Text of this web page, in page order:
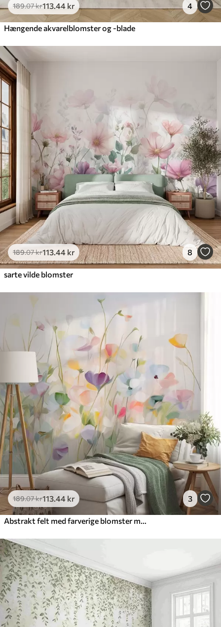
189.07kr113 .44 kr 4
Hængende akvarelblomster og -blade
189.07kr113 .44 kr 8
sarte vilde blomster
189.07kr113 .44 kr 3